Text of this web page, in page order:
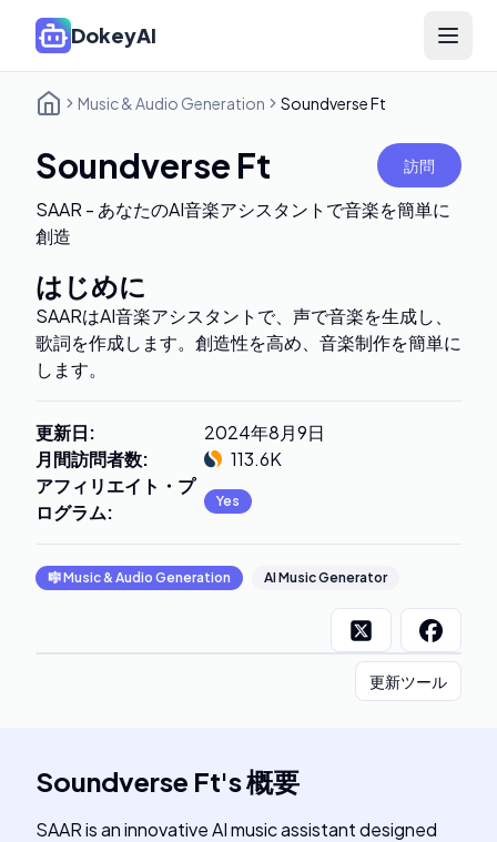
DokeyAI Open
Music & Audio Generation Soundverse Ft
Soundverse Ft 訪問
SAAR - あなたのAI音楽アシスタントで音楽を簡単に
創造
はじめに
SAARはAI音楽アシスタントで、声で音楽を生成し、
歌詞を作成します。創造性を高め、音楽制作を簡単に
します。
更新日:
2024年8月9日
月間訪問者数:
113.6K
アフィリエイト・プ
ログラム: Yes
🎼Music & Audio Generation AI Music Generator
更新ツール
Soundverse Ft's概要
SAAR is an innovative AI music assistant designed